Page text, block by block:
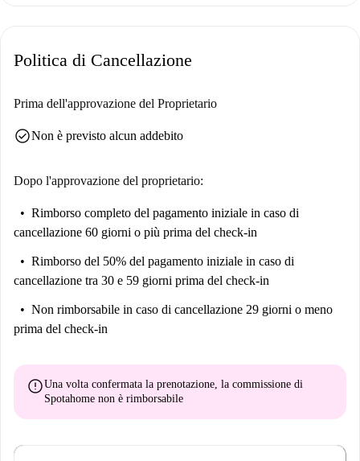
Politica di Cancellazione
Prima dell'approvazione del Proprietario
check_circleNon è previsto alcun addebito
Dopo l'approvazione del proprietario:
Rimborso completo del pagamento iniziale in caso di
cancellazione 60 giorni o più prima del check-in
Rimborso del 50% del pagamento iniziale in caso di
cancellazione tra 30 e 59 giorni prima del check-in
Non rimborsabile in caso di cancellazione 29 giorni o meno
prima del check-in
errorUna volta confermata la prenotazione, la commissione di
Spotahome non è rimborsabile